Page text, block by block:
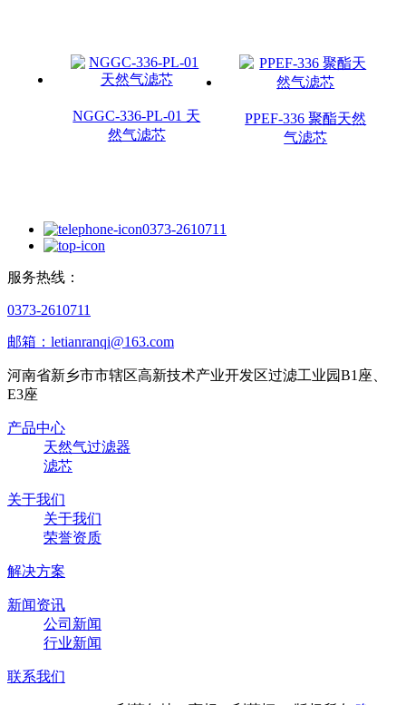
NGGC-336-PL-01 天
然气滤芯
PPEF-336 聚酯天然
气滤芯
0373-2610711
服务热线：
0373-2610711
邮箱：letianranqi@163.com
河南省新乡市市辖区高新技术产业开发区过滤工业园B1座、
E3座
产品中心
天然气过滤器
滤芯
关于我们
关于我们
荣誉资质
解决方案
新闻资讯
公司新闻
行业新闻
联系我们